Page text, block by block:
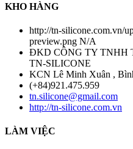
KHO HÀNG
http://tn-silicone.com.vn/
preview.png N/A
ĐKD CÔNG TY TNHH
TN-SILICONE
KCN Lê Minh Xuân ,
(+84)921.475.959
tn.silicone@gmail.com
http://tn-silicone.com.vn
LÀM VIỆC